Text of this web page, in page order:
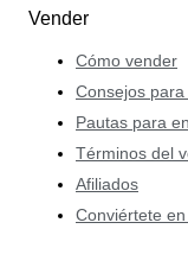
Vender
Cómo vender
Consejos
Pautas para
Términos del
Afiliados
Conviértete